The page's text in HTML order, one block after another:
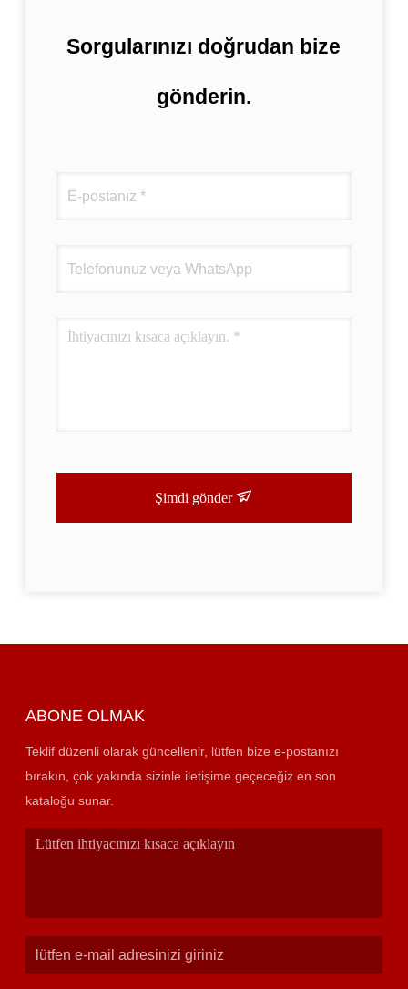
Sorgularınızı doğrudan bize
gönderin.
Şimdi gönder
ABONE OLMAK
Teklif düzenli olarak güncellenir, lütfen bize e-postanızı
bırakın, çok yakında sizinle iletişime geçeceğiz en son
kataloğu sunar.